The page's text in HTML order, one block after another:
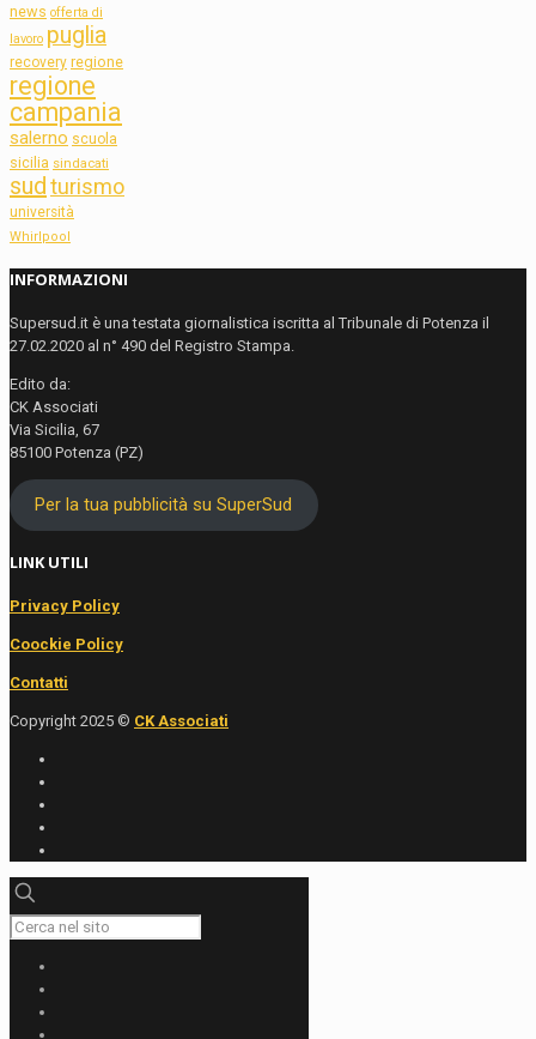
news offerta di
lavoro puglia
recovery regione
regione
campania
salerno scuola
sicilia sindacati
sudturismo
università
Whirlpool
INFORMAZIONI
Supersud.it è una testata giornalistica iscritta al Tribunale di Potenza il
27.02.2020 al n° 490 del Registro Stampa.
Edito da:
CK Associati
Via Sicilia, 67
85100 Potenza (PZ)
Per la tua pubblicità su SuperSud
LINK UTILI
Privacy Policy
Coockie Policy
Contatti
Copyright 2025 © CK Associati